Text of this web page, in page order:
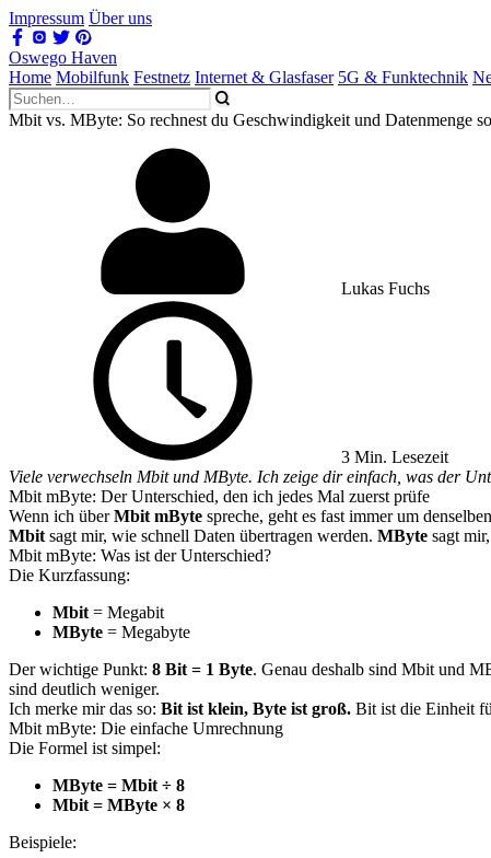
Impressum Über uns
Oswego Haven
Home Mobilfunk Festnetz Internet & Glasfaser 5G & Funktechnik
Mbit vs. MByte: So rechnest du Geschwindigkeit und Datenmenge
Lukas Fuchs
3 Min. Lesezeit
Viele verwechseln Mbit und MByte. Ich zeige dir einfach, was der
Mbit mByte: Der Unterschied, den ich jedes Mal zuerst prüfe
Wenn ich überMbit mByte spreche, geht es fast immer um
Mbit sagt mir, wie schnell Daten übertragen werden. MByte sagt
Mbit mByte: Was ist der Unterschied?
Die Kurzfassung:
Mbit = Megabit
MByte = Megabyte
Der wichtige Punkt: 8 Bit = 1 Byte. Genau deshalb sind Mbit und
sind deutlich weniger.
Ich merke mir das so: Bit ist klein, Byte ist groß. Bit ist die Einheit
Mbit mByte: Die einfache Umrechnung
Die Formel ist simpel:
MByte = Mbit ÷ 8
Mbit = MByte × 8
Beispiele: